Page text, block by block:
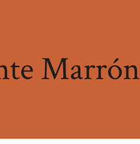
Marrón